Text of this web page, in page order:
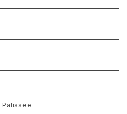
ト
Palissee